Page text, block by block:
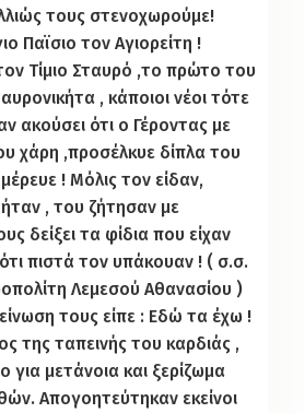
τους στενοχωρούμε!
Παϊσιο τον Αγιορείτη !
Τίμιο Σταυρό ,το πρώτο του
, κάποιοι νέοι τότε
ακούσει ότι ο Γέροντας με
χάρη ,προσέλκυε δίπλα του
! Μόλις τον είδαν,
, του ζήτησαν με
δείξει τα φίδια που είχαν
πιστά τον υπάκουαν ! ( σ.σ.
Λεμεσού Αθανασίου )
τους είπε : Εδώ τα έχω !
της ταπεινής του καρδιάς ,
μετάνοια και ξερίζωμα
Απογοητεύτηκαν εκείνοι